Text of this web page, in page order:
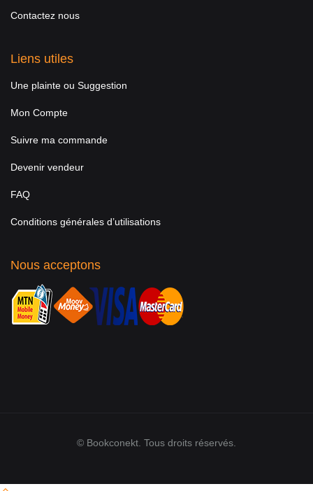
Contactez nous
Liens utiles
Une plainte ou Suggestion
Mon Compte
Suivre ma commande
Devenir vendeur
FAQ
Conditions générales d’utilisations
Nous acceptons
© Bookconekt. Tous droits réservés.